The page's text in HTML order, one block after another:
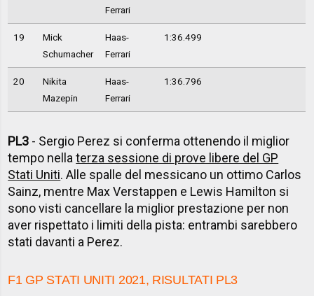
Ferrari
19
Mick
Schumacher
Haas-
Ferrari
1:36.499
20
Nikita
Mazepin
Haas-
Ferrari
1:36.796
PL3 - Sergio Perez si conferma ottenendo il miglior
tempo nellaterza sessione di prove libere del GP
Stati Uniti. Alle spalle del messicano un ottimo Carlos
Sainz, mentre Max Verstappen e Lewis Hamilton si
sono visti cancellare la miglior prestazione per non
aver rispettato i limiti della pista: entrambi sarebbero
stati davanti a Perez.
F1 GP STATI UNITI 2021, RISULTATI PL3